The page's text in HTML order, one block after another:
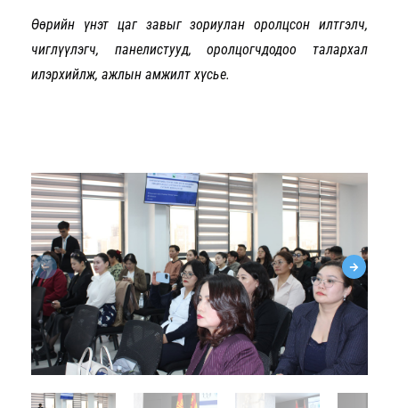
Өөрийн үнэт цаг завыг зориулан оролцсон илтгэлч,
чиглүүлэгч, панелистууд, оролцогчдодоо талархал
илэрхийлж, ажлын амжилт хүсье.